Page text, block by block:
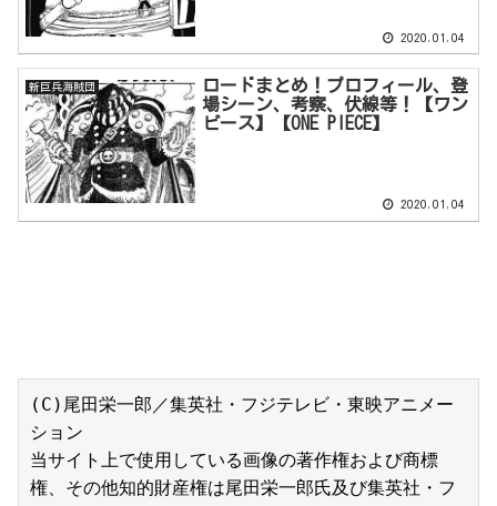
2020.01.04
新巨兵海賊団
ロードまとめ！プロフィール、登
場シーン、考察、伏線等！【ワン
ピース】【ONE PIECE】
2020.01.04
(C)尾田栄一郎／集英社・フジテレビ・東映アニメー
ション
当サイト上で使用している画像の著作権および商標
権、その他知的財産権は尾田栄一郎氏及び集英社・フ